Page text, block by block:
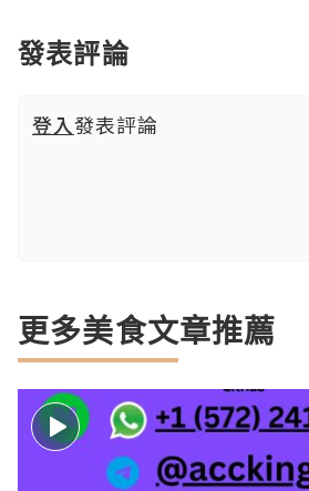
發表評論
登入發表評論
更多美食文章推薦